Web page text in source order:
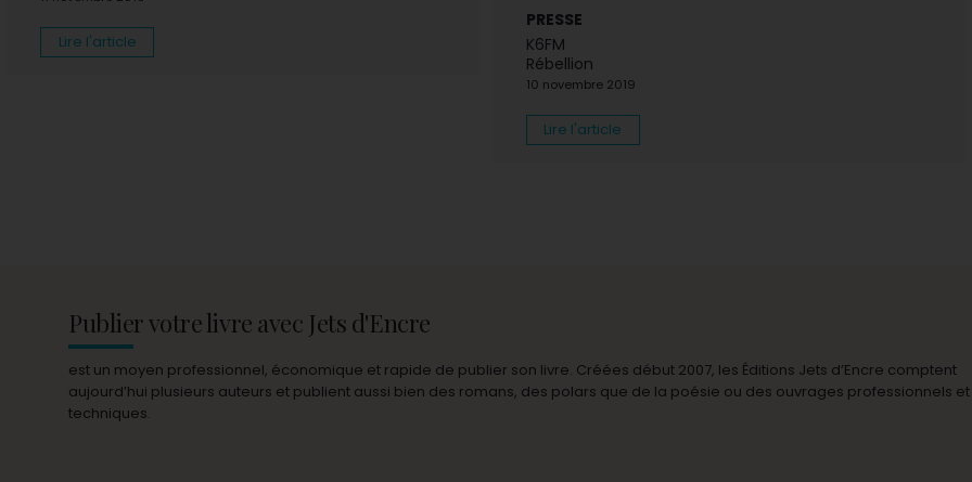
Lire l'article
PRESSE
K6FM
Rébellion
10 novembre 2019
Lire l'article
Publier votre livre avec Jets d'Encre
est un moyen professionnel, économique et rapide de publier son livre. Créées début 2007, les Éditions Jets d’Encre comptent
aujourd’hui plusieurs auteurs et publient aussi bien des romans, des polars que de la poésie ou des ouvrages professionnels et
techniques.